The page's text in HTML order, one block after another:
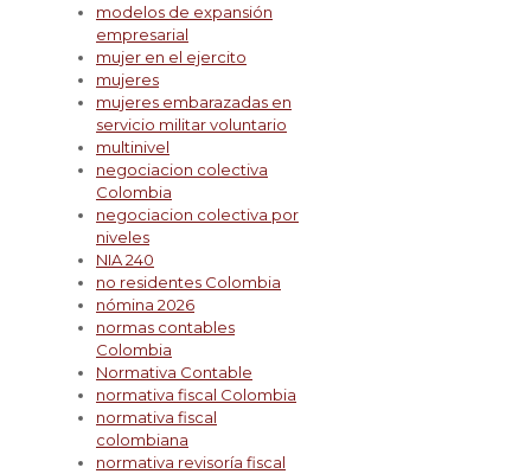
modelos de expansión
empresarial
mujer en el ejercito
mujeres
mujeres embarazadas en
servicio militar voluntario
multinivel
negociacion colectiva
Colombia
negociacion colectiva por
niveles
NIA 240
no residentes Colombia
nómina 2026
normas contables
Colombia
Normativa Contable
normativa fiscal Colombia
normativa fiscal
colombiana
normativa revisoría fiscal